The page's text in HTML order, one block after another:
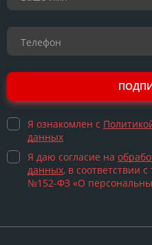
Я ознакомлен с
данных
Я даю согласие на
данных, в соответствии
№152-ФЗ «О